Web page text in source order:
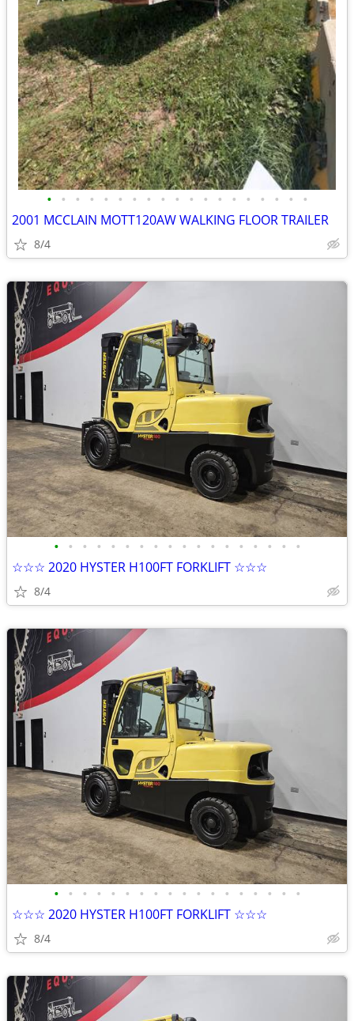
• • • • • • • • • • • • • • • • • • •
2001 MCCLAIN MOTT120AW WALKING FLOOR TRAILER
8/4
• • • • • • • • • • • • • • • • • •
☆☆☆ 2020 HYSTER H100FT FORKLIFT ☆☆☆
8/4
• • • • • • • • • • • • • • • • • •
☆☆☆ 2020 HYSTER H100FT FORKLIFT ☆☆☆
8/4